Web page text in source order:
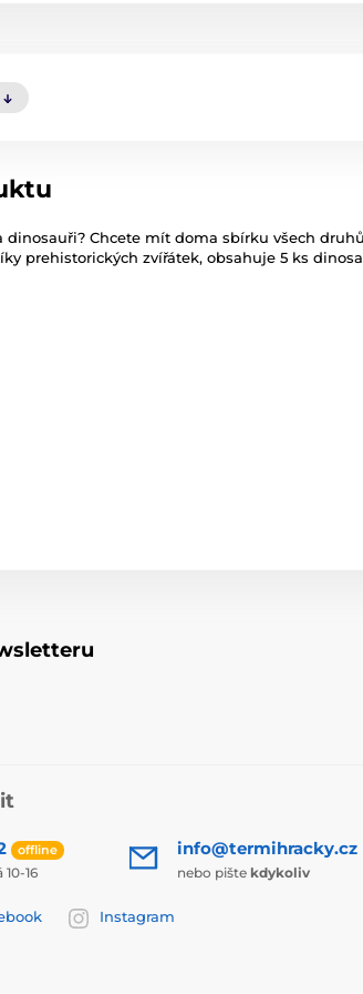
dinosauři? Chcete mít doma sbírku všech
prehistorických zvířátek, obsahuje 5 ks
offline
10-16
info@termihracky.cz
nebo pište kdykoliv
Instagram